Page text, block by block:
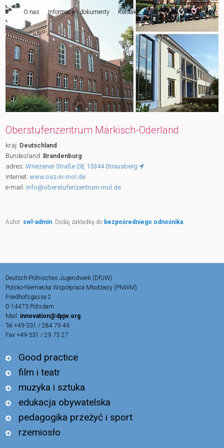
do
tekstu
O nas Informacje i dokumenty Kontakt
Oberstufenzentrum Märkisch-Oderland
kraj: Deutschland
Bundesland: Brandenburg
adres:Wriezener Straße 28, 15344 Strausberg
internet:www.osz-in-mol.de
e-mail:info@oberstufenzentrum-mol.de
Autor: swl-admin. Dodaj zakładkę do bezpośredniego odnośnika.
Deutsch-Polnisches Jugendwerk (DPJW)
Polsko-Niemiecka Współpraca Młodzieży (PNWM)
Friedhofsgasse 2
D-14473 Potsdam
Mail: innovation@dpjw.org
Tel +49-331 / 284 79 46
Fax +49-331 / 29 75 27
Good practice
film i teatr
muzyka i sztuka
edukacja obywatelska
pedagogika przeżyć i sport
rzemiosło